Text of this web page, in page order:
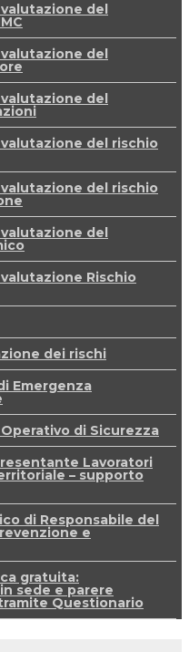
del
del
del
del rischio
del rischio
del
Rischio
dei rischi
Emergenza
Operativo di Sicurezza
Lavoratori
– supporto
di Responsabile del
e
gratuita:
sede e parere
Questionario